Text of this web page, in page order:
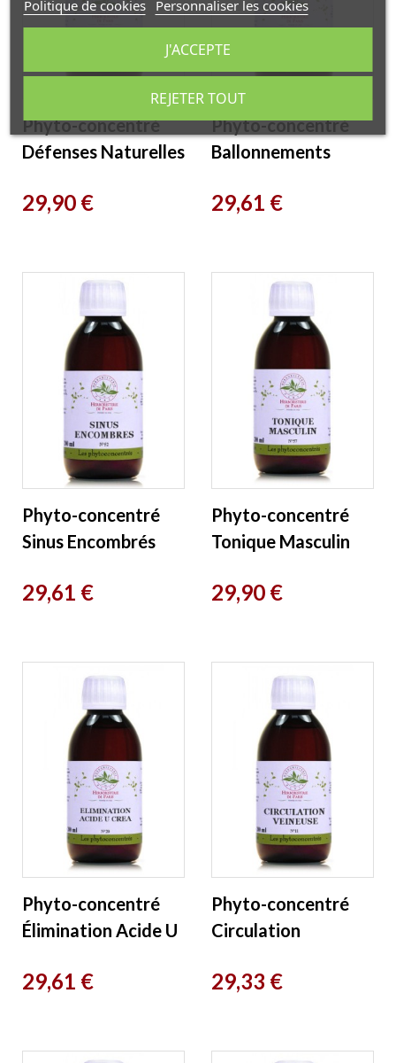
Phyto-concentré
Défenses Naturelles
Herboristerie de
Prix
29,90 €
Phyto-concentré
Ballonnements
Herboristerie de
Prix
29,61 €
Phyto-concentré
Sinus Encombrés
Herboristerie de
Prix
29,61 €
Phyto-concentré
Tonique Masculin
Herboristerie de
Prix
29,90 €
Phyto-concentré
Élimination Acide U
Herboristerie de
Prix
29,61 €
Phyto-concentré
Circulation
Herboristerie de
Prix
29,33 €
Politique de cookies Personnaliser les cookies
REJETER TOUT
J'ACCEPTE